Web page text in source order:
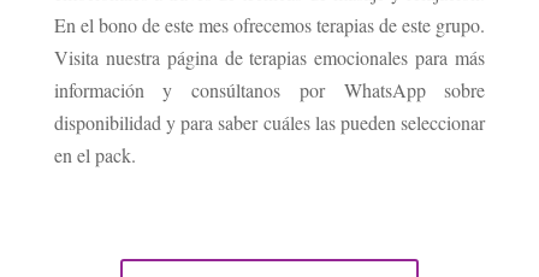
En el bono de este mes ofrecemos terapias de este grupo.
Visita nuestra página de terapias emocionales para más
información y consúltanos por WhatsApp sobre
disponibilidad y para saber cuáles las pueden seleccionar
en el pack.